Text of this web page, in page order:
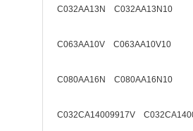
C032AA13N C032AA13N10
C063AA10V C063AA10V10
C080AA16N C080AA16N10
C032CA14009917V